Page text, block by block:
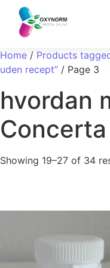
Home / Products
uden recept” / Page 3
hvordan
Showing 19–27 of 34